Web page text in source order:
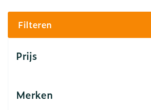
Filteren
Prijs
Merken